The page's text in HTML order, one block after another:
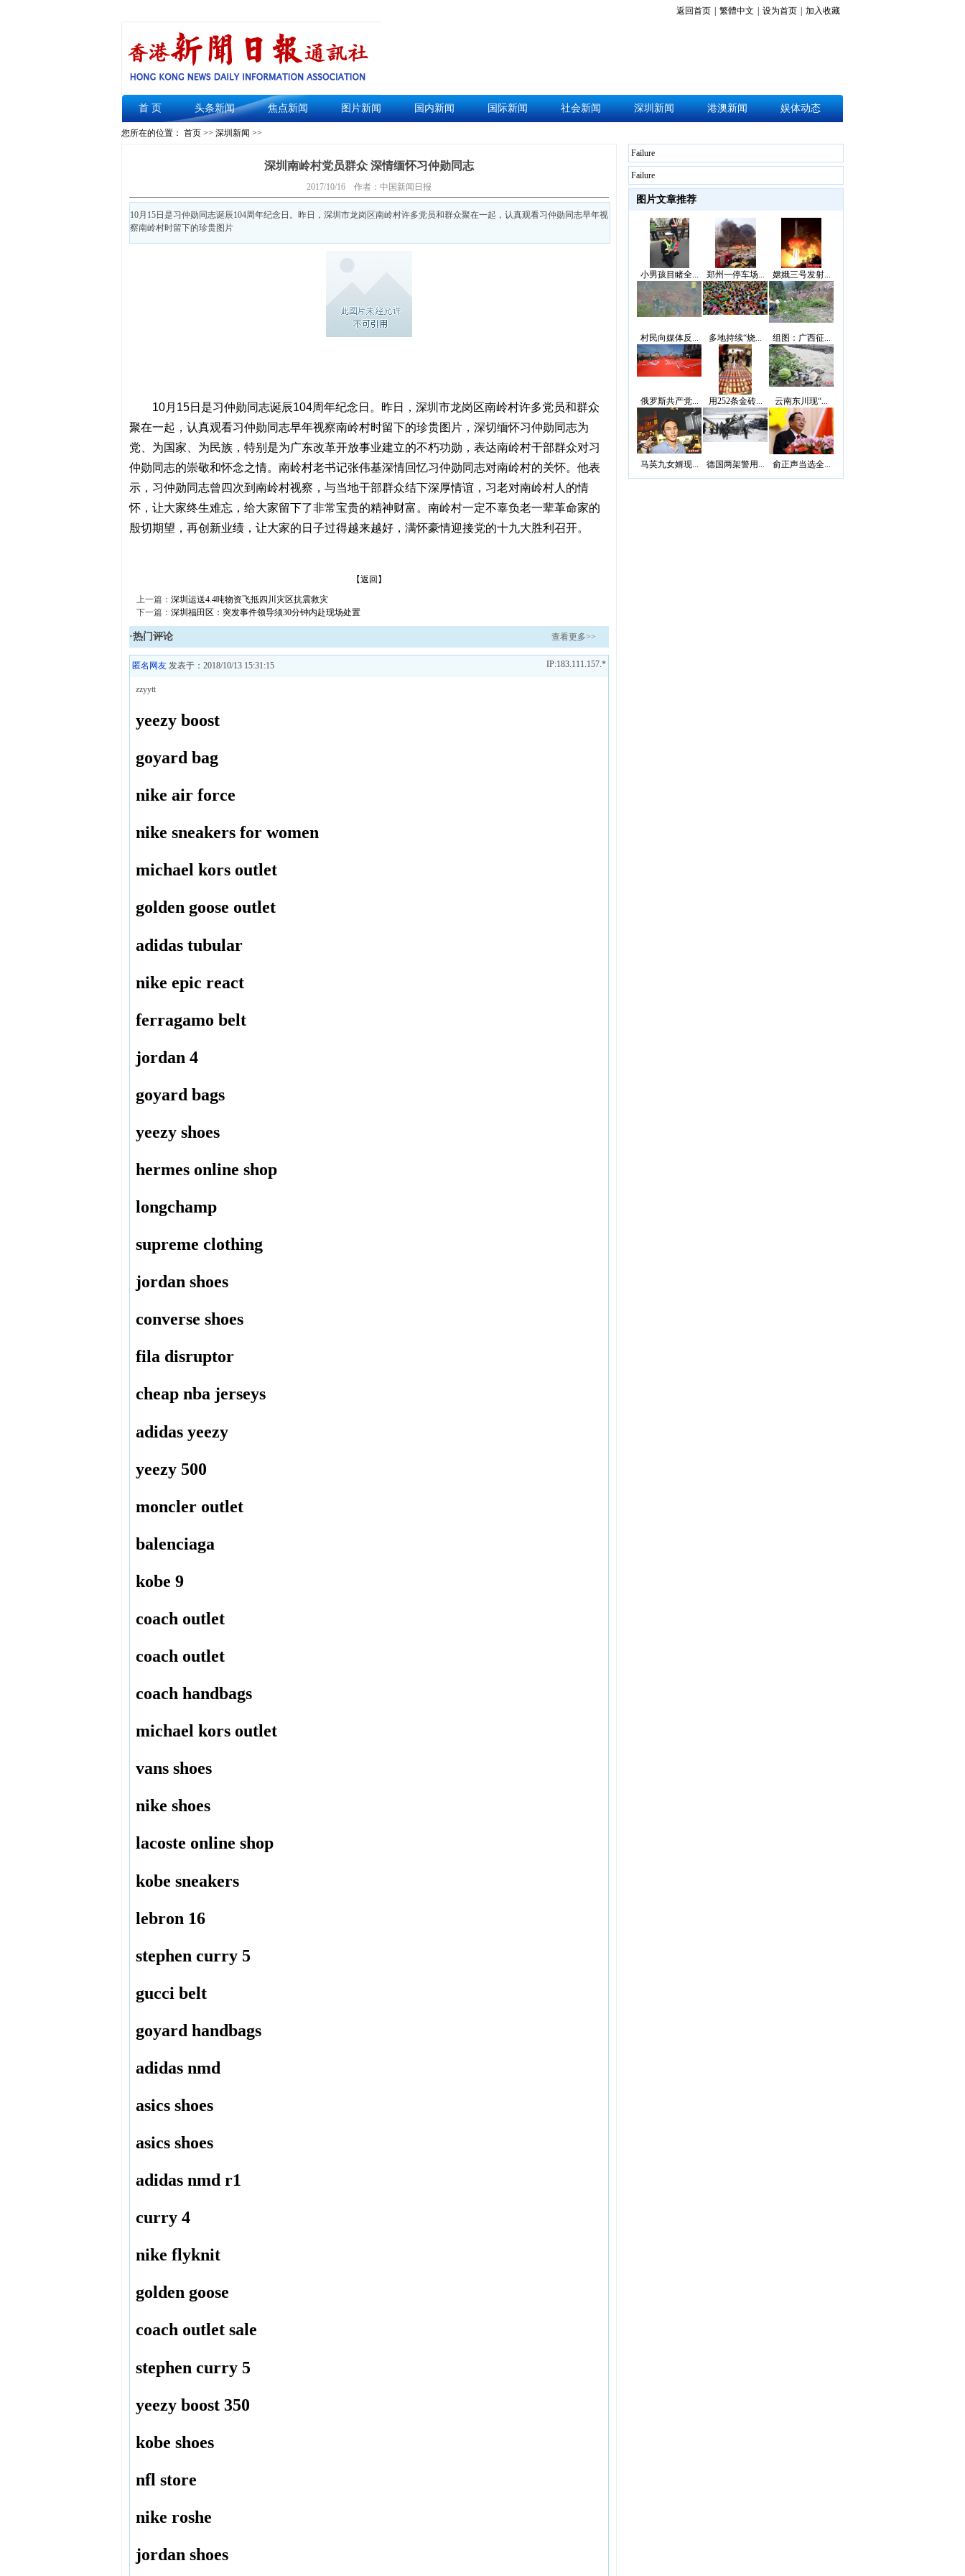
返回首页 繁體中文 设为首页 加入收藏
首 页 头条新闻 焦点新闻 图片新闻 国内新闻 国际新闻 社会新闻 深圳新闻 港澳新闻 娱体动态
您所在的位置： 首页 >> 深圳新闻 >>
深圳南岭村党员群众 深情缅怀习仲勋同志
2017/10/16 作者：中国新闻日报
10月15日是习仲勋同志诞辰104周年纪念日。昨日，深圳市龙岗区南岭村许多党员和群众聚在一起，认真观看习仲勋同志早年视
察南岭村时留下的珍贵图片
10月15日是习仲勋同志诞辰104周年纪念日。昨日，深圳市龙岗区南岭村许多党员和群众
聚在一起，认真观看习仲勋同志早年视察南岭村时留下的珍贵图片，深切缅怀习仲勋同志为
党、为国家、为民族，特别是为广东改革开放事业建立的不朽功勋，表达南岭村干部群众对习
仲勋同志的崇敬和怀念之情。南岭村老书记张伟基深情回忆习仲勋同志对南岭村的关怀。他表
示，习仲勋同志曾四次到南岭村视察，与当地干部群众结下深厚情谊，习老对南岭村人的情
怀，让大家终生难忘，给大家留下了非常宝贵的精神财富。南岭村一定不辜负老一辈革命家的
殷切期望，再创新业绩，让大家的日子过得越来越好，满怀豪情迎接党的十九大胜利召开。
【返回】
上一篇： 深圳运送4.4吨物资飞抵四川灾区抗震救灾
下一篇： 深圳福田区：突发事件领导须30分钟内赴现场处置
·热门评论 查看更多>>
匿名网友 发表于：2018/10/13 15:31:15 IP:183.111.157.*
zzyytt
yeezy boost
goyard bag
nike air force
nike sneakers for women
michael kors outlet
golden goose outlet
adidas tubular
nike epic react
ferragamo belt
jordan 4
goyard bags
yeezy shoes
hermes online shop
longchamp
supreme clothing
jordan shoes
converse shoes
fila disruptor
cheap nba jerseys
adidas yeezy
yeezy 500
moncler outlet
balenciaga
kobe 9
coach outlet
coach outlet
coach handbags
michael kors outlet
vans shoes
nike shoes
lacoste online shop
kobe sneakers
lebron 16
stephen curry 5
gucci belt
goyard handbags
adidas nmd
asics shoes
asics shoes
adidas nmd r1
curry 4
nike flyknit
golden goose
coach outlet sale
stephen curry 5
yeezy boost 350
kobe shoes
nfl store
nike roshe
jordan shoes
Failure
Failure
图片文章推荐
小男孩目睹全... 郑州一停车场... 嫦娥三号发射...
村民向媒体反... 多地持续“烧... 组图：广西征...
俄罗斯共产党... 用252条金砖... 云南东川现“...
马英九女婿现... 德国两架警用... 俞正声当选全...